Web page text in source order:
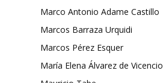
Marco Antonio Adame Castillo
Marcos Barraza Urquidi
Marcos Pérez Esquer
María Elena Álvarez de Vicencio